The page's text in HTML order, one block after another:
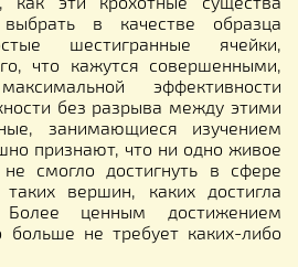
в качестве образца
шестигранные ячейки,
что кажутся совершенными,
эффективности
без разрыва между этими
занимающиеся изучением
признают, что ни одно живое
смогло достигнуть в сфере
таких вершин, каких достигла
ценным достижением
больше не требует каких-либо